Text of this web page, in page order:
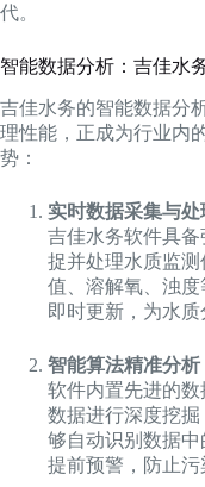
代。
智能数据分析：吉佳水
吉佳水务的智能数据分
理性能，正成为行业内
势：
实时数据采集与处
吉佳水务软件具
捉并处理水质监
值、溶解氧、浊
即时更新，为水质
智能算法精准分析
软件内置先进的
数据进行深度挖
够自动识别数据中
提前预警，防止污